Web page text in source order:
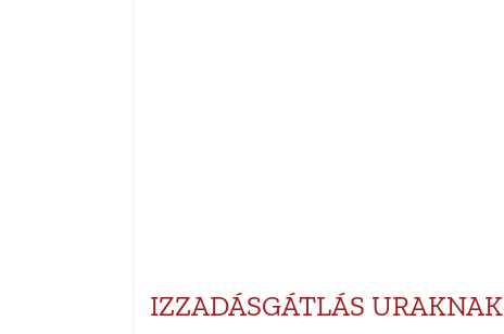
IZZADÁSGÁTLÁS URAKNAK